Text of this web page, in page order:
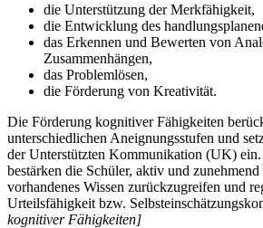
die Unterstützung der Merkfähigkeit,
die Entwicklung des
das Erkennen und Bewerten von
Zusammenhängen,
das Problemlösen,
die Förderung von Kreativität.
Die Förderung kognitiver Fähigkeiten
unterschiedlichen Aneignungsstufen und
der Unterstützten Kommunikation (UK)
bestärken die Schüler, aktiv und
vorhandenes Wissen zurückzugreifen und
Urteilsfähigkeit bzw.
kognitiver Fähigkeiten]